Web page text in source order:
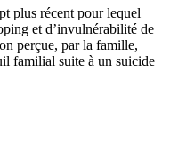
plus récent pour lequel
et d’invulnérabilité de
perçue, par la famille,
familial suite à un suicide